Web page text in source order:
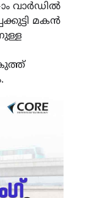
വാർഡിൽ
മകൻ